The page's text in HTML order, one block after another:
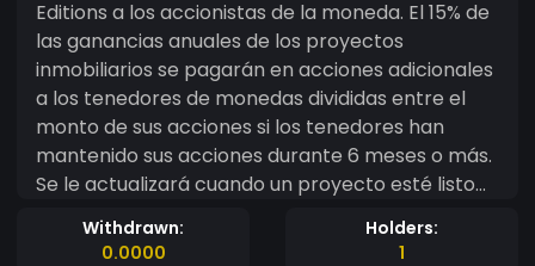
Editions a los accionistas de la moneda. El 15% de
las ganancias anuales de los proyectos
inmobiliarios se pagarán en acciones adicionales
a los tenedores de monedas divididas entre el
monto de sus acciones si los tenedores han
mantenido sus acciones durante 6 meses o más.
Se le actualizará cuando un proyecto esté listo
para generar ingresos continuará apartando
ingresos adicionales de los alquileres de
Withdrawn:
0.0000
Holders:
1